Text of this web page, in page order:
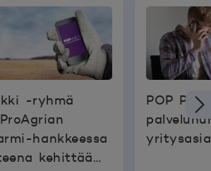
-ryhmä
hankkeessa
kehittää
POP